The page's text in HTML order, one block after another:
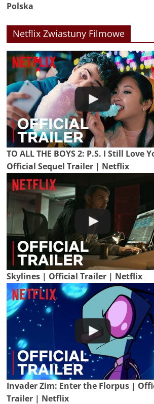
Polska
Netflix Zwiastuny Filmowe
TO ALL THE BOYS 2: P.S. I Still Love
Official Sequel Trailer | Netflix
Skylines | Official Trailer | Netflix
Invader Zim: Enter the Florpus |
Trailer | Netflix